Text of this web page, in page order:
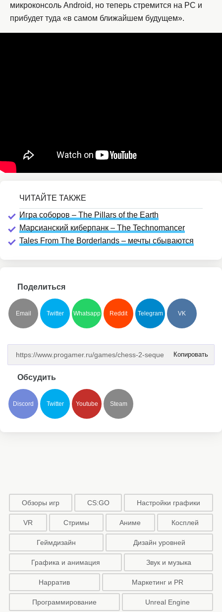
микроконсоль Android, но теперь стремится на PC и
прибудет туда «в самом ближайшем будущем».
Игра соборов – The Pillars of the Earth
Марсианский киберпанк – The Technomancer
Tales From The Borderlands – мечты сбываются
Поделиться
Email Twitter Whatsapp Reddit Telegram VK
Копировать
Обсудить
Discord Twitter Youtube Steam
Обзоры игр CS:GO Настройки графики
VR Стримы Аниме Косплей
Геймдизайн Дизайн уровней
Графика и анимация Звук и музыка
Нарратив Маркетинг и PR
Программирование Unreal Engine